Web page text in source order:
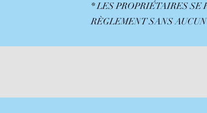
* LES PROPRIÉTAIRES
RÈGLEMENT
EARL